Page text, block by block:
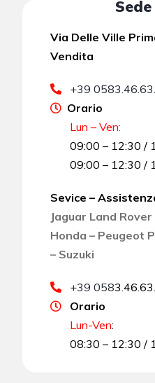
Via Delle Ville
Vendita
+39
Orario
Lun – Ven:
09:00 – 12:30 /
09:00 – 12:30 /
Sevice –
Jaguar Land Rover
Honda – Peugeot
– Suzuki
+39 058
Orario
Lun-Ven:
08:30 – 12:30 /